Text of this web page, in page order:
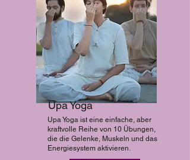
Upa Yoga ist eine einfache, aber
kraftvolle Reihe von 10 Übungen,
die die Gelenke, Muskeln und das
Energiesystem aktivieren.
Upa Yoga